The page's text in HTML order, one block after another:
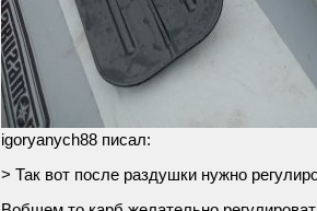
igoryanych88 писал:
> Так вот после раздушки нужно